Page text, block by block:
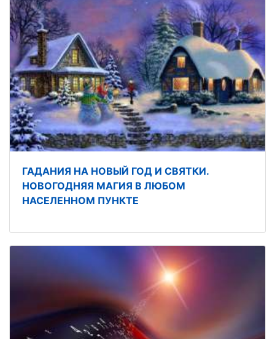
ГАДАНИЯ НА НОВЫЙ ГОД И СВЯТКИ.
НОВОГОДНЯЯ МАГИЯ В ЛЮБОМ
НАСЕЛЕННОМ ПУНКТЕ